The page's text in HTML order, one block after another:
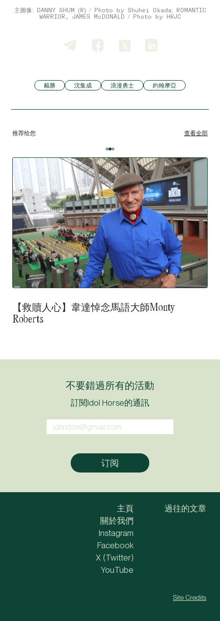
主圖像: DANNY SHUM (R) / Photo by Shuhei Okada; ROMANTIC
WARRIOR, JAMES McDONALD / Photo by HKJC
戴勝 沈集成 浪漫勇士 約翰摩亞
推荐给您 查看全部
【救贖人心】韋達悼念馬語大師Monty
Roberts
不要錯過所有的活動
訂閱Idol Horse的通訊
主頁
關於我們
過往的文章
Instagram
Facebook
X (Twitter)
YouTube
Site Credits